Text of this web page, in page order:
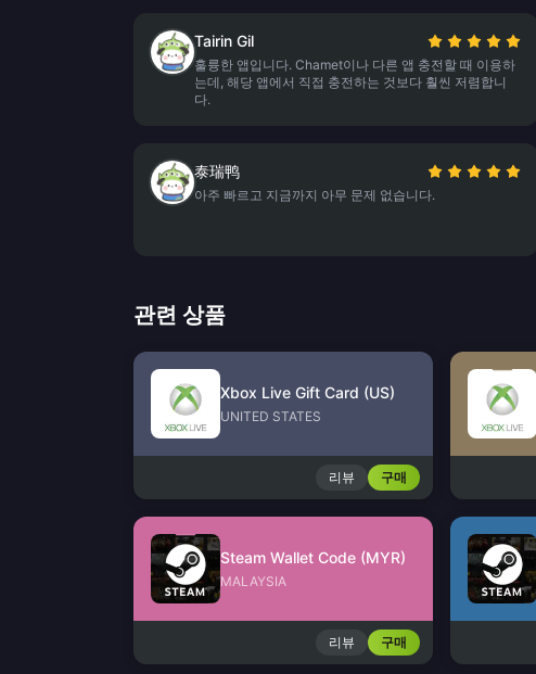
Tairin Gil
훌륭한 앱입니다. Chamet이나 다른 앱 충전할 때 이용하
는데, 해당 앱에서 직접 충전하는 것보다 훨씬 저렴합니
다.
泰瑞鸭
아주 빠르고 지금까지 아무 문제 없습니다.
관련 상품
Xbox Live Gift Card (US)
UNITED STATES
리뷰 구매
Steam Wallet Code (MYR)
MALAYSIA
리뷰 구매